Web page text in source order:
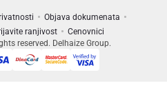
Objava dokumenata
ranjivost
Cenovnici
reserved. Delhaize Group.